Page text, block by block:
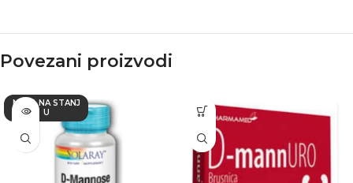
Povezani proizvodi
NEMA NA STANJ
U